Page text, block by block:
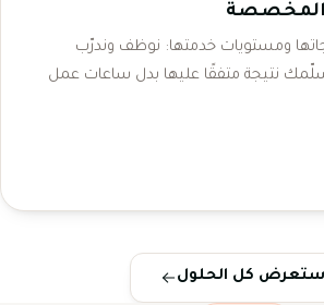
المخصصة
ومستويات خدمتها: نوظف وندرّب
نتيجة متفقًا عليها بدل ساعات عمل
كل الحلول